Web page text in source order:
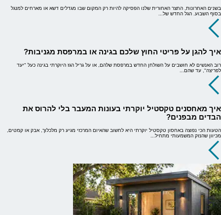
בשנים האחרונות, החצר האחורית שלנו הפסיקה להיות רק המקום שבו מגדלים דשא או מארחים למנגל
בסוף השבוע. הגל החדש של...
איך להגן על פריטי החוץ שלכם בגינה או במרפסת מגניבות?
רוב האנשים לא חושבים על השולחן החדש במרפסת שלהם, או על גריל הגז היוקרתי בגינה כעל "יעד
לפריצה", עד שהם...
איך מאחסנים טקסטיל יוקרתי בעונות המעבר בלי להרוס את
הבדים מבפנים?
הטעות הכי נפוצה באחסון טקסטיל יוקרתי היא לחשוב שהאיום המרכזי מגיע רק מלכלוך, אבק או קמטים,
מכיוון שהנזק המשמעותי מתחיל...